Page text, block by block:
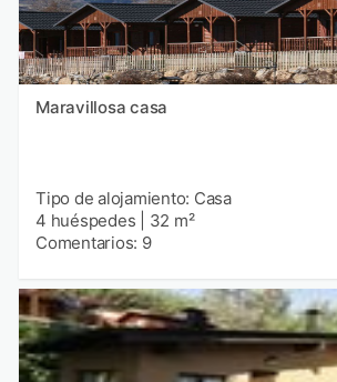
Maravillosa casa
Tipo de alojamiento: Casa
4 huéspedes
32 m²
Comentarios: 9